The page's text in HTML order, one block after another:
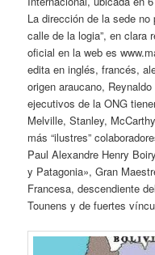
La dirección de la sede
calle de la logia”, en clara
oficial en la web es
edita en inglés, francés,
origen araucano,
ejecutivos de la ONG
Melville, Stanley,
más “ilustres”
Paul Alexandre Henry
y Patagonia», Gran
Francesa, descendiente
Tounens y de fuertes